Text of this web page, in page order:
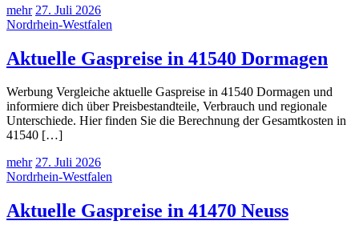
mehr 27. Juli 2026
Nordrhein-Westfalen
Aktuelle Gaspreise in 41540 Dormagen
Werbung Vergleiche aktuelle Gaspreise in 41540 Dormagen und
informiere dich über Preisbestandteile, Verbrauch und regionale
Unterschiede. Hier finden Sie die Berechnung der Gesamtkosten in
41540 […]
mehr 27. Juli 2026
Nordrhein-Westfalen
Aktuelle Gaspreise in 41470 Neuss